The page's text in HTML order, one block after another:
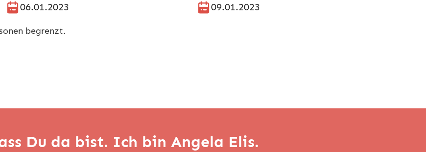
06.01.2023 09.01.2023
begrenzt.
Du da bist. Ich bin Angela Elis.